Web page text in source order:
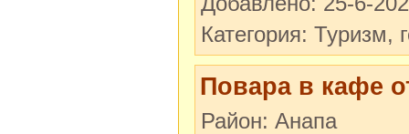
Категория: Туризм,
Повара в кафе
Район: Анапа